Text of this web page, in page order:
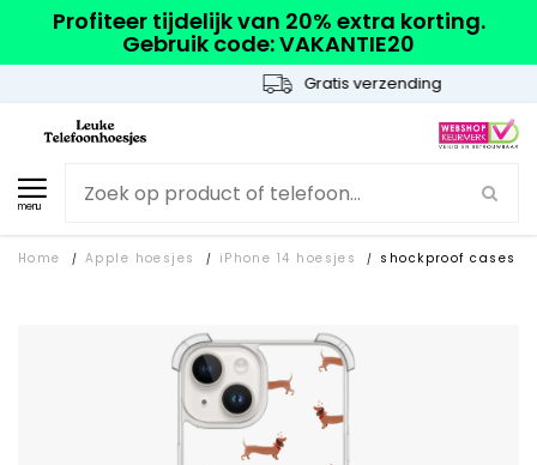
Profiteer tijdelijk van 20% extra korting.
Gebruik code: VAKANTIE20
Gratis verzending
menu
Home / Apple hoesjes / iPhone 14 hoesjes / shockproof cases